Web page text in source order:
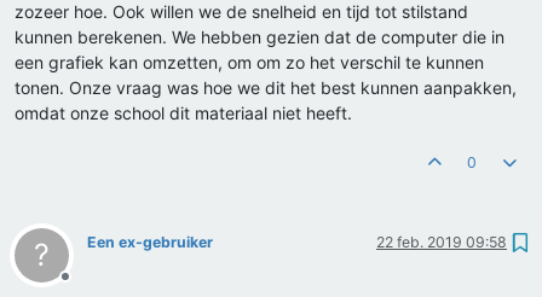
zozeer hoe. Ook willen we de snelheid en tijd tot stilstand
kunnen berekenen. We hebben gezien dat de computer die in
een grafiek kan omzetten, om om zo het verschil te kunnen
tonen. Onze vraag was hoe we dit het best kunnen aanpakken,
omdat onze school dit materiaal niet heeft.
0
?
Offline
Een ex-gebruiker 22 feb. 2019 09:58